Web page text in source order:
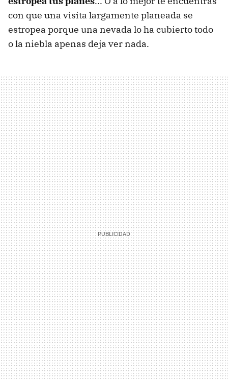
con que una visita largamente planeada se
estropea porque una nevada lo ha cubierto todo
o la niebla apenas deja ver nada.